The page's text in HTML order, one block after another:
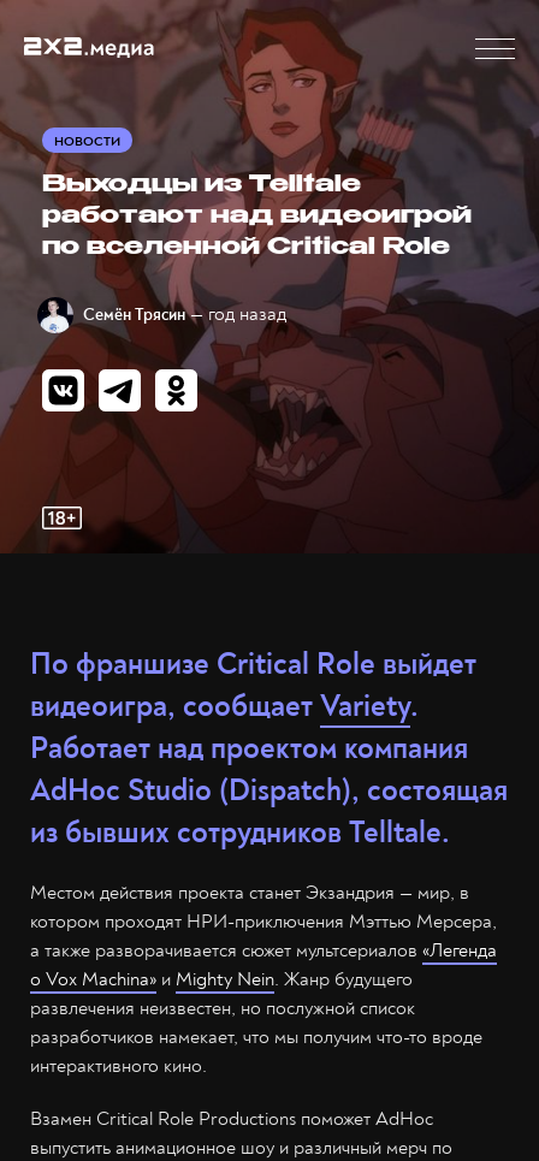
НОВОСТИ
Выходцы из Telltale
работают над видеоигрой
по вселенной Critical Role
Семён Трясин — год назад
По франшизе Critical Role выйдет
видеоигра, сообщаетVariety.
Работает над проектом компания
AdHoc Studio (Dispatch), состоящая
из бывших сотрудников Telltale.
Местом действия проекта станет Экзандрия — мир, в
котором проходят НРИ-приключения Мэттью Мерсера,
а также разворачивается сюжет мультсериалов «Легенда
о Vox Machina» и Mighty Nein. Жанр будущего
развлечения неизвестен, но послужной список
разработчиков намекает, что мы получим что-то вроде
интерактивного кино.
Взамен Critical Role Productions поможет AdHoc
выпустить анимационное шоу и различный мерч по